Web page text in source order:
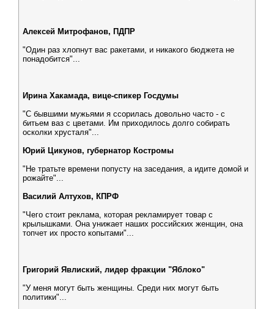
Алексей Митрофанов, ПДПР
"Один раз хлопнут вас ракетами, и никакого бюджета не
понадобится"...
Ирина Хакамада, вице-спикер Госдумы
"С бывшими мужьями я ссорилась довольно часто - с
битьем ваз с цветами. Им приходилось долго собирать
осколки хрусталя"...
Юрий Цикунов, губернатор Костромы
"Не тратьте времени попусту на заседания, а идите домой и
рожайте"...
Василий Алтухов, КПРФ
"Чего стоит реклама, которая рекламирует товар с
крылышками. Она унижает наших российских женщин, она
топчет их просто копытами"...
Григорий Явлиский, лидер фракции "Яблоко"
"У меня могут быть женщины. Среди них могут быть
политики"...